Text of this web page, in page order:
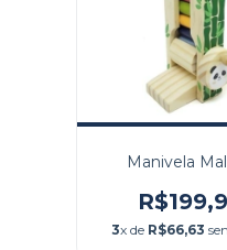
Manivela
3x de R$66,63